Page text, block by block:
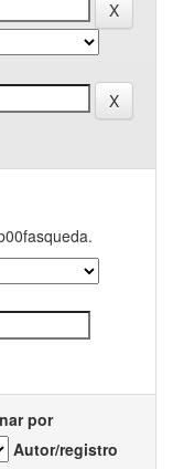
por
Autor/registro